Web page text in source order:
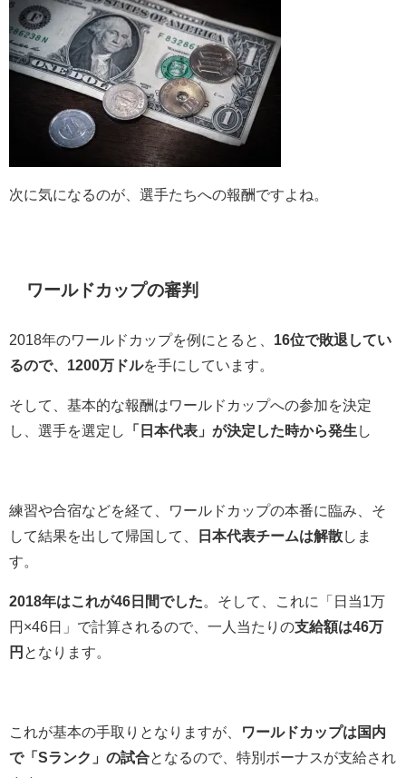
次に気になるのが、選手たちへの報酬ですよね。
ワールドカップの審判
2018年のワールドカップを例にとると、 16位で敗退してい
るので、1200万ドルを手にしています。
そして、基本的な報酬はワールドカップへの参加を決定
し、選手を選定し
「日本代表」が決定した時から発生 し
練習や合宿などを経て、ワールドカップの本番に臨み、そ
して結果を出して帰国して、
日本代表チームは解散しま
す。
2018年はこれが46日間でした 。そして、これに「日当1万
円×46日」で計算されるので、一人当たりの支給額は46万
円 となります。
これが基本の手取りとなりますが、
ワールドカップは国内
で「Sランク」の試合となるので、特別ボーナスが支給され